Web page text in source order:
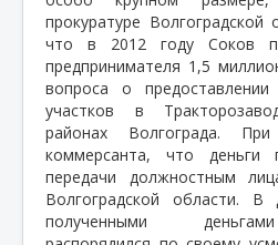
прокуратуре Волгоградской
что в 2012 году Соков
предпринимателя 1,5
вопроса о
участков в
районах Волгограда.
коммерсанта, что деньги
передачи должностным
Волгоградской области. В
полученными